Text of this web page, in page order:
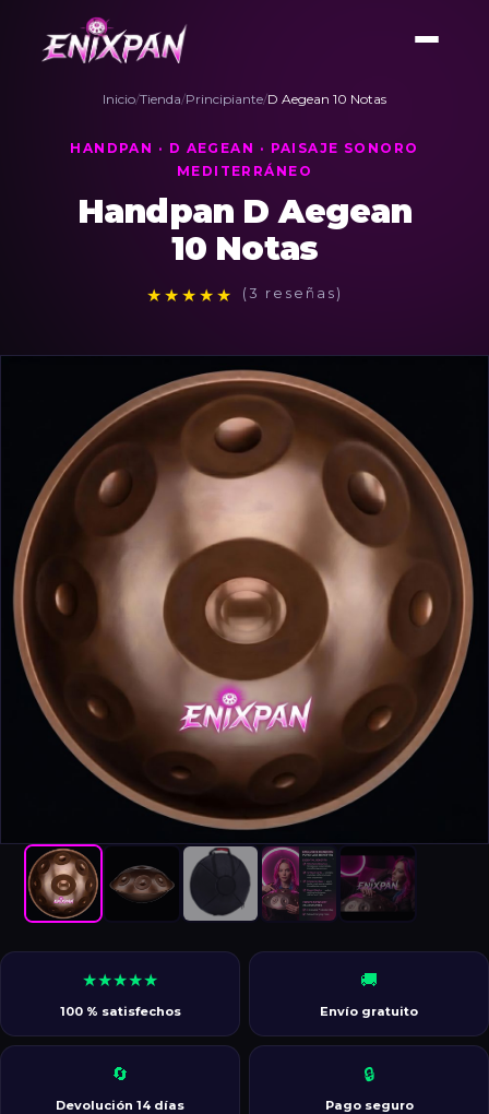
Inicio/Tienda/Principiante/D Aegean 10 Notas
HANDPAN · D AEGEAN · PAISAJE SONORO
MEDITERRÁNEO
Handpan D Aegean
10 Notas
★ ★ ★ ★ ★ (3 reseñas)
★★★★★
100 % satisfechos
🚚
Envío gratuito
🔄
Devolución 14 días
🔒
Pago seguro